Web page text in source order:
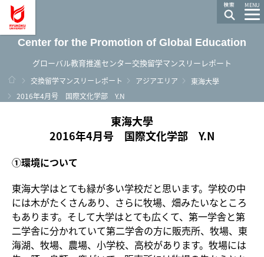
MENU
Center for the Promotion of Global Education
グローバル教育推進センター交換留学マンスリーレポート
ホーム
交換留学マンスリーレポート アジアエリア
東海大學
2016年4月号 国際文化学部 Y.N
東海大學
2016年4月号 国際文化学部 Y.N
①環境について
東海大学はとても緑が多い学校だと思います。学校の中
には木がたくさんあり、さらに牧場、畑みたいなところ
もあります。そして大学はとても広くて、第一学舎と第
二学舎に分かれていて第二学舎の方に販売所、牧場、東
海湖、牧場、農場、小学校、高校があります。牧場には